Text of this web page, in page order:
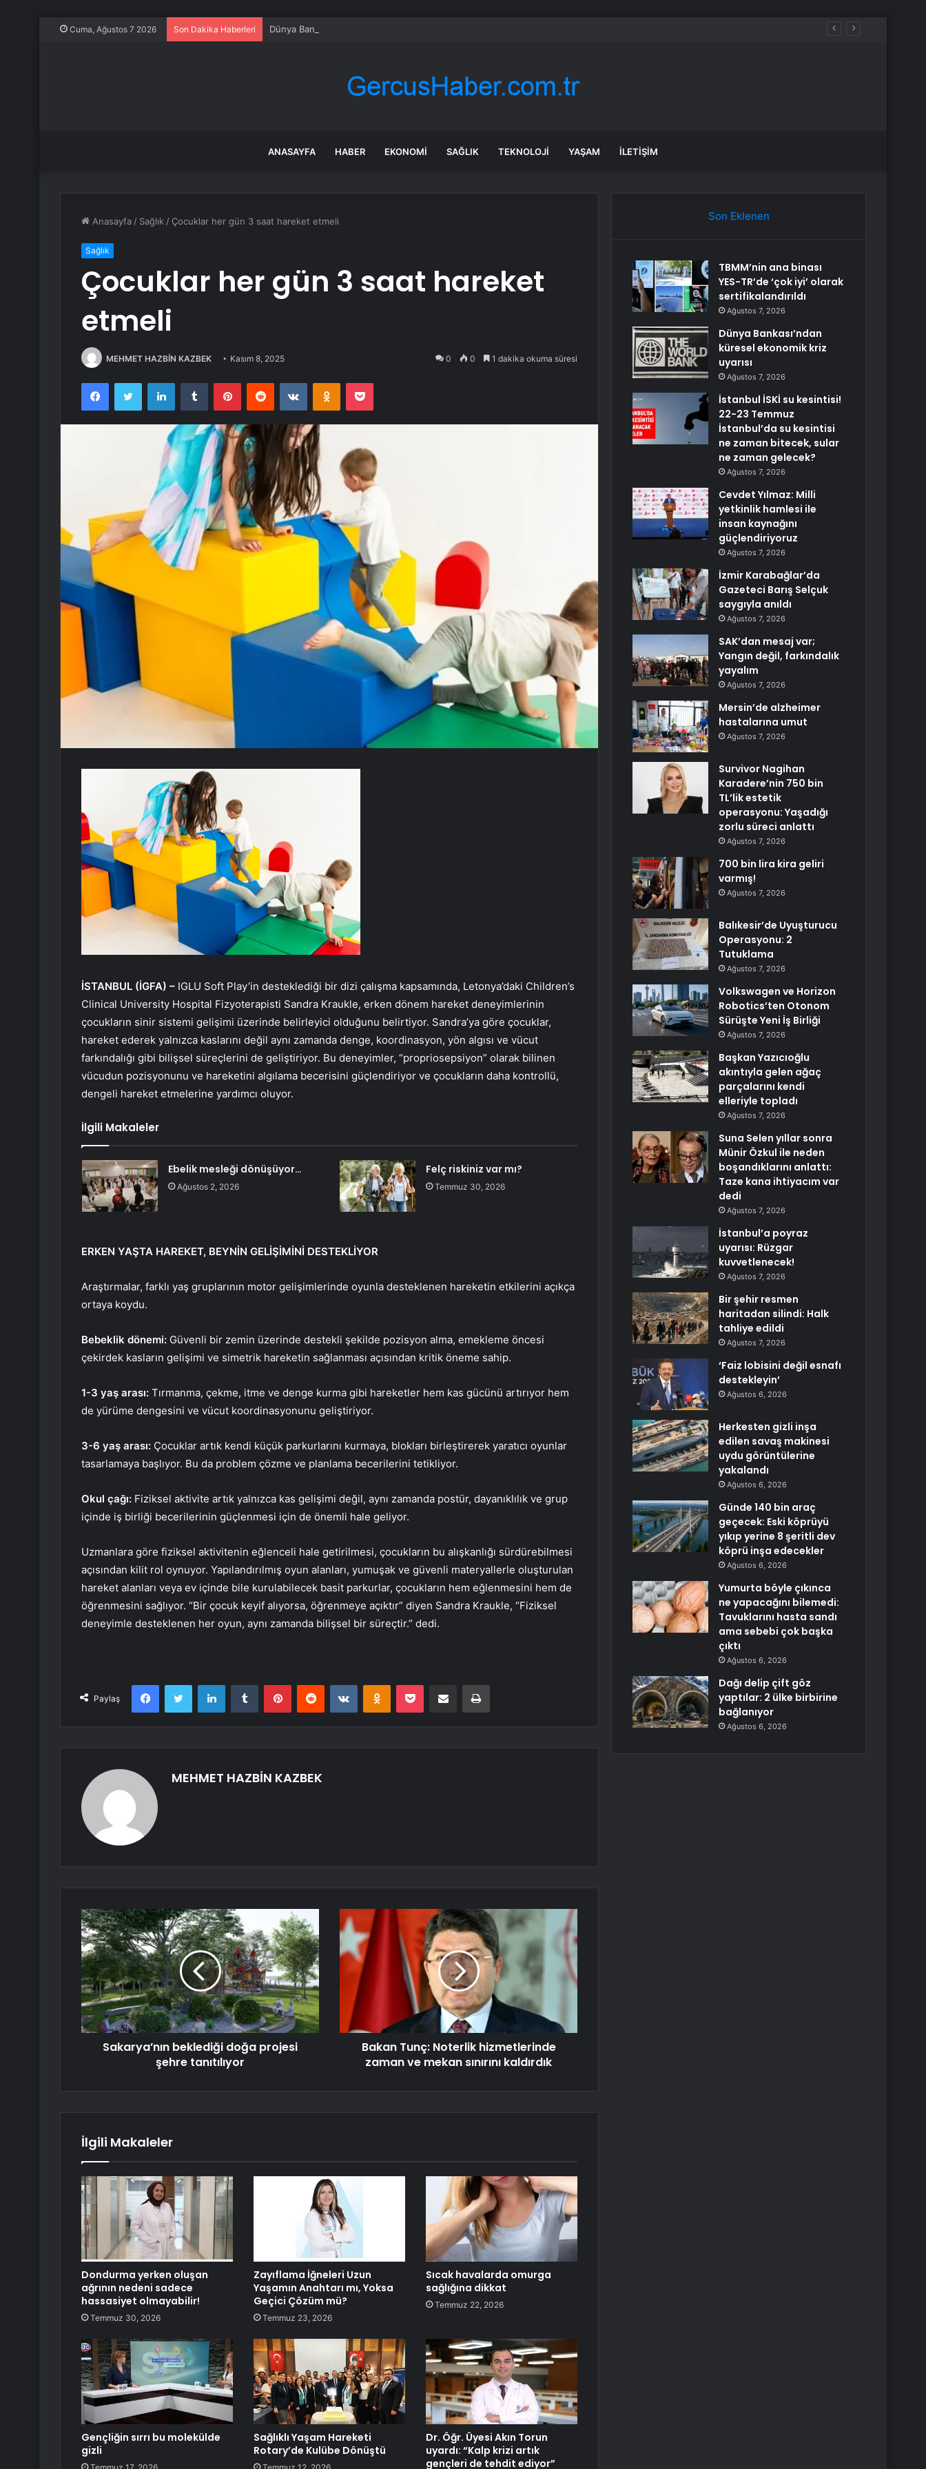
Cuma, Ağustos 7 2026 Son Dakika Haberleri Dünya Bankası’ndan küresel ekonomik kriz uyarısı
ANASAYFA HABER EKONOMI SAĞLIK TEKNOLOJI YAŞAM İLETIŞIM
Anasayfa / Sağlık / Çocuklar her gün 3 saat hareket etmeli
Sağlık
Çocuklar her gün 3 saat hareket
etmeli
MEHMET HAZBİN KAZBEK Kasım 8, 2025 0 0 1 dakika okuma süresi
FacebookTwitter LinkedInTumblr PinterestReddit VKontakteOdnoklassniki
Pocket
İSTANBUL (İGFA) – IGLU Soft Play’in desteklediği bir dizi çalışma kapsamında, Letonya’daki Children’s
Clinical University Hospital Fizyoterapisti Sandra Kraukle, erken dönem hareket deneyimlerinin
çocukların sinir sistemi gelişimi üzerinde belirleyici olduğunu belirtiyor. Sandra’ya göre çocuklar,
hareket ederek yalnızca kaslarını değil aynı zamanda denge, koordinasyon, yön algısı ve vücut
farkındalığı gibi bilişsel süreçlerini de geliştiriyor. Bu deneyimler, “propriosepsiyon” olarak bilinen
vücudun pozisyonunu ve hareketini algılama becerisini güçlendiriyor ve çocukların daha kontrollü,
dengeli hareket etmelerine yardımcı oluyor.
İlgili Makaleler
Ebelik mesleği dönüşüyor…
Ağustos 2, 2026
Felç riskiniz var mı?
Temmuz 30, 2026
ERKEN YAŞTA HAREKET, BEYNİN GELİŞİMİNİ DESTEKLİYOR
Araştırmalar, farklı yaş gruplarının motor gelişimlerinde oyunla desteklenen hareketin etkilerini açıkça
ortaya koydu.
Bebeklik dönemi: Güvenli bir zemin üzerinde destekli şekilde pozisyon alma, emekleme öncesi
çekirdek kasların gelişimi ve simetrik hareketin sağlanması açısından kritik öneme sahip.
1-3 yaş arası: Tırmanma, çekme, itme ve denge kurma gibi hareketler hem kas gücünü artırıyor hem
de yürüme dengesini ve vücut koordinasyonunu geliştiriyor.
3-6 yaş arası: Çocuklar artık kendi küçük parkurlarını kurmaya, blokları birleştirerek yaratıcı oyunlar
tasarlamaya başlıyor. Bu da problem çözme ve planlama becerilerini tetikliyor.
Okul çağı: Fiziksel aktivite artık yalnızca kas gelişimi değil, aynı zamanda postür, dayanıklılık ve grup
içinde iş birliği becerilerinin güçlenmesi için de önemli hale geliyor.
Uzmanlara göre fiziksel aktivitenin eğlenceli hale getirilmesi, çocukların bu alışkanlığı sürdürebilmesi
açısından kilit rol oynuyor. Yapılandırılmış oyun alanları, yumuşak ve güvenli materyallerle oluşturulan
hareket alanları veya ev içinde bile kurulabilecek basit parkurlar, çocukların hem eğlenmesini hem de
öğrenmesini sağlıyor. “Bir çocuk keyif alıyorsa, öğrenmeye açıktır” diyen Sandra Kraukle, “Fiziksel
deneyimle desteklenen her oyun, aynı zamanda bilişsel bir süreçtir.” dedi.
Paylaş
FacebookTwitter LinkedInTumblr PinterestReddit VKontakteOdnoklassniki
Pocket E-Posta ile paylaş Yazdır
MEHMET HAZBİN KAZBEK
Sakarya’nın beklediği doğa projesi
şehre tanıtılıyor
Bakan Tunç: Noterlik hizmetlerinde
zaman ve mekan sınırını kaldırdık
İlgili Makaleler
Dondurma yerken oluşan
ağrının nedeni sadece
hassasiyet olmayabilir!
Temmuz 30, 2026
Zayıflama İğneleri Uzun
Yaşamın Anahtarı mı, Yoksa
Geçici Çözüm mü?
Temmuz 23, 2026
Sıcak havalarda omurga
sağlığına dikkat
Temmuz 22, 2026
Gençliğin sırrı bu molekülde
gizli
Sağlıklı Yaşam Hareketi
Rotary’de Kulübe Dönüştü
Dr. Öğr. Üyesi Akın Torun
uyardı: “Kalp krizi artık
gençleri de tehdit ediyor”
Son Eklenen
TBMM’nin ana binası
YES-TR’de ‘çok iyi’ olarak
sertifikalandırıldı
Ağustos 7, 2026
Dünya Bankası’ndan
küresel ekonomik kriz
uyarısı
Ağustos 7, 2026
İstanbul İSKİ su kesintisi!
22-23 Temmuz
İstanbul’da su kesintisi
ne zaman bitecek, sular
ne zaman gelecek?
Ağustos 7, 2026
Cevdet Yılmaz: Milli
yetkinlik hamlesi ile
insan kaynağını
güçlendiriyoruz
Ağustos 7, 2026
İzmir Karabağlar’da
Gazeteci Barış Selçuk
saygıyla anıldı
Ağustos 7, 2026
SAK’dan mesaj var;
Yangın değil, farkındalık
yayalım
Ağustos 7, 2026
Mersin’de alzheimer
hastalarına umut
Ağustos 7, 2026
Survivor Nagihan
Karadere’nin 750 bin
TL’lik estetik
operasyonu: Yaşadığı
zorlu süreci anlattı
Ağustos 7, 2026
700 bin lira kira geliri
varmış!
Ağustos 7, 2026
Balıkesir’de Uyuşturucu
Operasyonu: 2
Tutuklama
Ağustos 7, 2026
Volkswagen ve Horizon
Robotics’ten Otonom
Sürüşte Yeni İş Birliği
Ağustos 7, 2026
Başkan Yazıcıoğlu
akıntıyla gelen ağaç
parçalarını kendi
elleriyle topladı
Ağustos 7, 2026
Suna Selen yıllar sonra
Münir Özkul ile neden
boşandıklarını anlattı:
Taze kana ihtiyacım var
dedi
Ağustos 7, 2026
İstanbul’a poyraz
uyarısı: Rüzgar
kuvvetlenecek!
Ağustos 7, 2026
Bir şehir resmen
haritadan silindi: Halk
tahliye edildi
Ağustos 7, 2026
‘Faiz lobisini değil esnafı
destekleyin’
Ağustos 6, 2026
Herkesten gizli inşa
edilen savaş makinesi
uydu görüntülerine
yakalandı
Ağustos 6, 2026
Günde 140 bin araç
geçecek: Eski köprüyü
yıkıp yerine 8 şeritli dev
köprü inşa edecekler
Ağustos 6, 2026
Yumurta böyle çıkınca
ne yapacağını bilemedi:
Tavuklarını hasta sandı
ama sebebi çok başka
çıktı
Ağustos 6, 2026
Dağı delip çift göz
yaptılar: 2 ülke birbirine
bağlanıyor
Ağustos 6, 2026